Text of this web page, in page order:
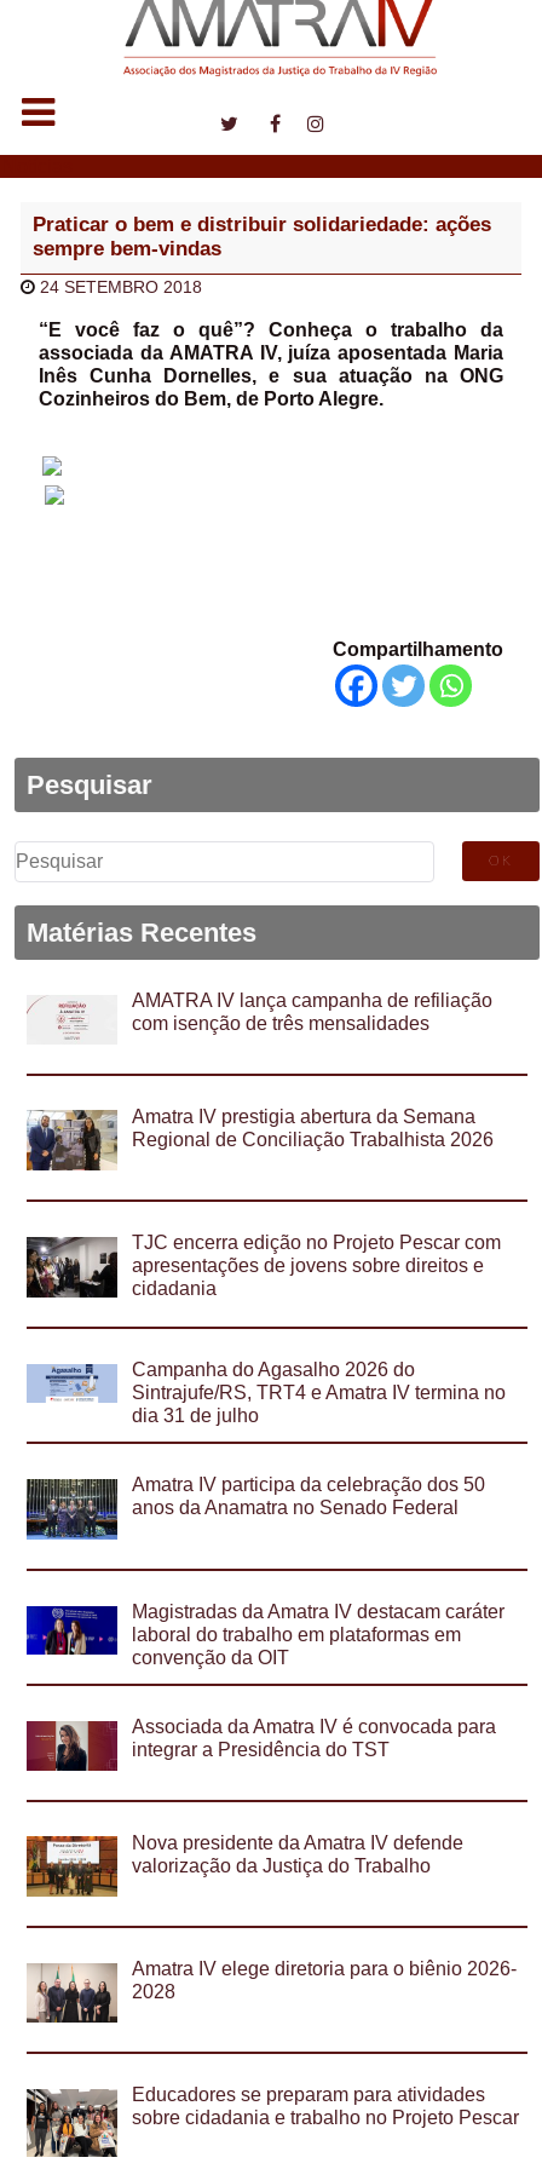
Praticar o bem e distribuir solidariedade: ações
sempre bem-vindas
24 SETEMBRO 2018
“E você faz o quê”? Conheça o trabalho da
associada da AMATRA IV, juíza aposentada Maria
Inês Cunha Dornelles, e sua atuação na ONG
Cozinheiros do Bem, de Porto Alegre.
Compartilhamento
Pesquisar
Pesquisar
por:
Matérias Recentes
AMATRA IV lança campanha de refiliação
com isenção de três mensalidades
Amatra IV prestigia abertura da Semana
Regional de Conciliação Trabalhista 2026
TJC encerra edição no Projeto Pescar com
apresentações de jovens sobre direitos e
cidadania
Campanha do Agasalho 2026 do
Sintrajufe/RS, TRT4 e Amatra IV termina no
dia 31 de julho
Amatra IV participa da celebração dos 50
anos da Anamatra no Senado Federal
Magistradas da Amatra IV destacam caráter
laboral do trabalho em plataformas em
convenção da OIT
Associada da Amatra IV é convocada para
integrar a Presidência do TST
Nova presidente da Amatra IV defende
valorização da Justiça do Trabalho
Amatra IV elege diretoria para o biênio 2026-
2028
Educadores se preparam para atividades
sobre cidadania e trabalho no Projeto Pescar